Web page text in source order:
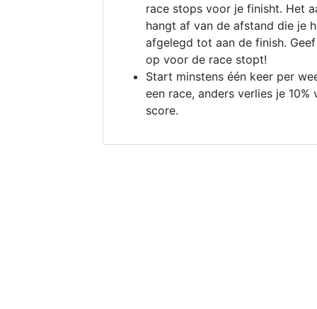
race stops voor je finisht. Het
hangt af van de afstand die je
afgelegd tot aan de finish.
op voor de race stopt!
Start minstens één keer per
een race, anders verlies je 10%
score.